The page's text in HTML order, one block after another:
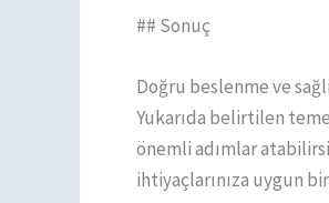
## Sonuç
Doğru beslenme ve
Yukarıda belirtilen
önemli adımlar
ihtiyaçlarınıza uygun